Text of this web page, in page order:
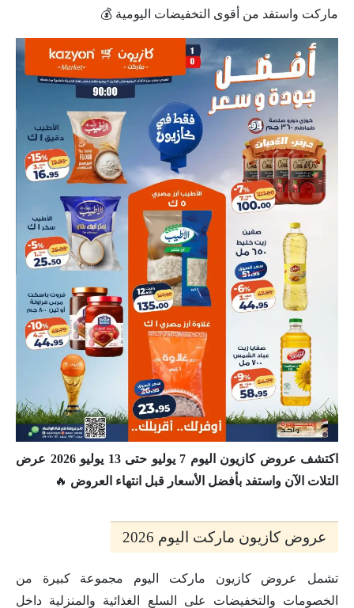
ماركت واستفد من أقوى التخفيضات اليومية 💰
اكتشف عروض كازيون اليوم 7 يوليو حتى 13 يوليو 2026 عرض
التلات الآن واستفد بأفضل الأسعار قبل انتهاء العروض 🔥
عروض كازيون ماركت اليوم 2026
تشمل عروض كازيون ماركت اليوم مجموعة كبيرة من
الخصومات والتخفيضات على السلع الغذائية والمنزلية داخل